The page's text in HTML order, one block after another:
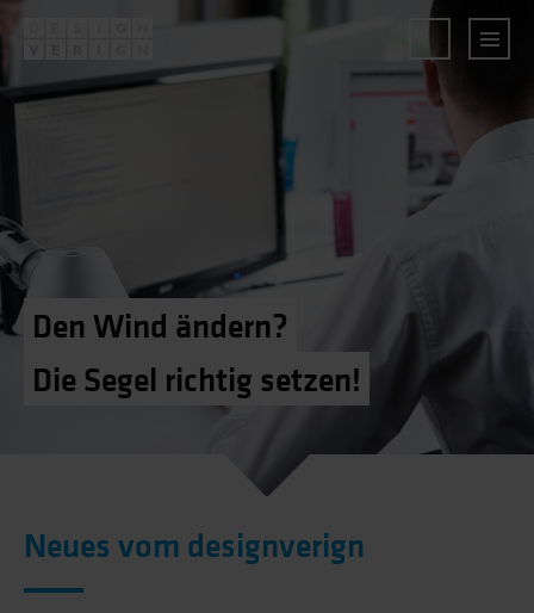
Den Wind ändern?
Die Segel richtig setzen!
Neues vom designverign